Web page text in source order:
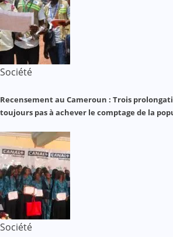
Société
Recensement au Cameroun : Trois
toujours pas à achever le comptage de la
Société